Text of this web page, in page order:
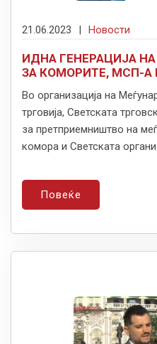
21.06.2023 | Новости
ИДНА ГЕНЕРАЦИЈА
ЗА КОМОРИТЕ, МСП-А
Во организација на
трговија, Светската
за претприемништво на
комора и Светската
Повеќе